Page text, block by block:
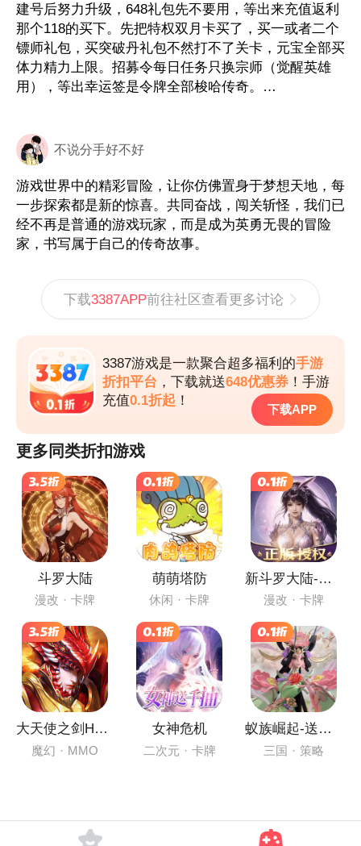
建号后努力升级，648礼包先不要用，等出来充值返利
那个118的买下。先把特权双月卡买了，买一或者二个
镖师礼包，买突破丹礼包不然打不了关卡，元宝全部买
体力精力上限。招募令每日任务只换宗师（觉醒英雄
用），等出幸运签是令牌全部梭哈传奇。
不说分手好不好
游戏世界中的精彩冒险，让你仿佛置身于梦想天地，每
一步探索都是新的惊喜。共同奋战，闯关斩怪，我们已
经不再是普通的游戏玩家，而是成为英勇无畏的冒险
家，书写属于自己的传奇故事。
下载3387APP前往社区查看更多讨论
3387游戏是一款聚合超多福利的手游
折扣平台 ，下载就送648优惠券！手游
充值0.1折起 ！
下载APP
更多同类折扣游戏
3.5折
斗罗大陆
漫改 · 卡牌
0.1折
萌萌塔防
休闲 · 卡牌
0.1折
新斗罗大陆-送SRP玄子
漫改 · 卡牌
3.5折
大天使之剑H5-三倍版
魔幻 · MMO
0.1折
女神危机
二次元 · 卡牌
0.1折
蚁族崛起-送传说英雄
三国 · 策略